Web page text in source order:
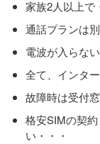
家族2人以上で
通話プランは
電波が入らな
全て、インタ
故障時は受付
格安SIMの契
い・・・